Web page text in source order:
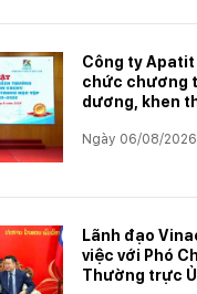
Công ty Apatit
chức chương
dương, khen
học tập xuất
Ngày 06/08/2026
Lãnh đạo
việc với Phó
Thường trực